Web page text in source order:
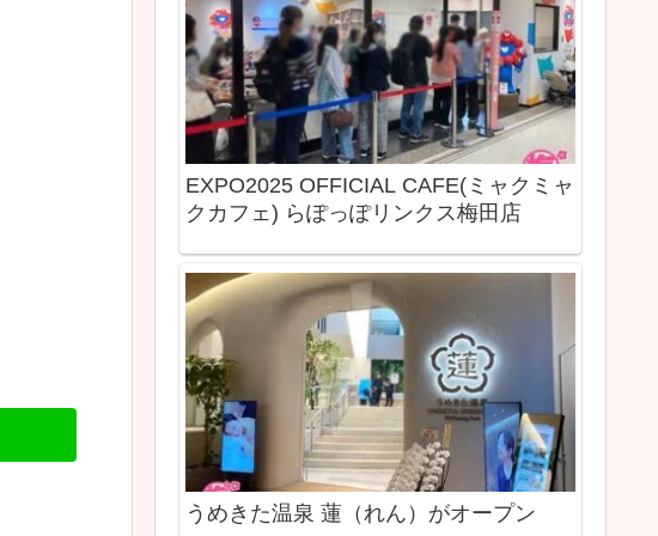
EXPO2025 OFFICIAL CAFE(ミャクミャ
クカフェ) らぽっぽリンクス梅田店
うめきた温泉 蓮（れん）がオープン